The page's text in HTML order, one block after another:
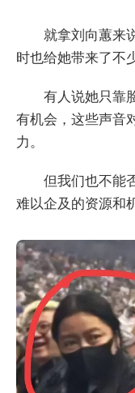
就拿刘向蕙来
时也给她带来了不
有人说她只靠
有机会，这些声音
力。
但我们也不能
难以企及的资源和